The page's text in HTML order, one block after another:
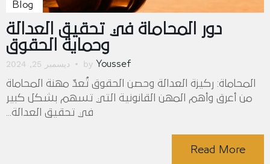
Blog
دور المحاماة في تحقيق العدالة
وحماية الحقوق
by Youssef ديسمبر 25, 2024
المحاماة: ركيزة العدالة وحصن الحقوق تُعدّ مهنة المحاماة
من أعرق وأهم المهن القانونية التي تسهم بشكل كبير
في تحقيق العدالة...
Read More